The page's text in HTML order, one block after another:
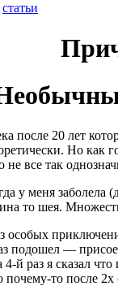
статьи
после 20 лет
Но как
не все так
у меня заболела
то шея.
особых
подошел —
4-й раз я сказал
почему-то после